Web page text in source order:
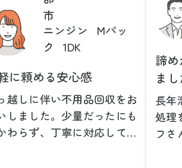
市
ニンジン
Mパッ
ク
1DK
に頼める安心感
越しに伴い不用品回収をお
しました。少量だったにも
わらず、丁寧に対応してい
諦
ま
長年
処理
フさ